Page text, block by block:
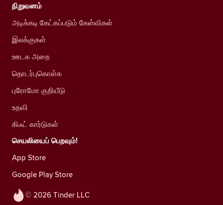
© 2026 Tinder LLC
நிறுவனம்
அடிக்கடி கேட்கப்படும் கேள்விகள்
இலக்குகள்
ஊடக அறை
தொடர்புகொள்க
புரோமோ குறியீடு
உதவி
கிஃட் கார்டுகள்
செயலியைப் பெறவும்!
App Store
Google Play Store